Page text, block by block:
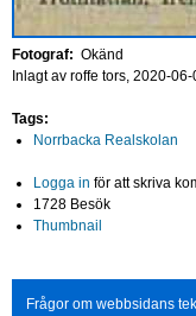
Fotograf: Okänd
Inlagt av roffe tors, 2020-06-
Tags:
Norrbacka Realskolan
Logga in för att skriva
1728 Besök
Thumbnail
Frågor om webbsidans